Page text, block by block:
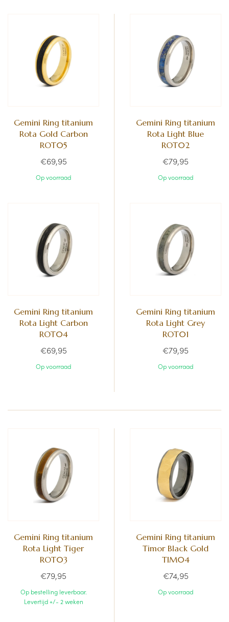
Gemini Ring titanium
Rota Gold Carbon
ROT05
€69,95
Op voorraad
Gemini Ring titanium
Rota Light Blue
ROT02
€79,95
Op voorraad
Gemini Ring titanium
Rota Light Carbon
ROT04
€69,95
Op voorraad
Gemini Ring titanium
Rota Light Grey
ROT01
€79,95
Op voorraad
Gemini Ring titanium
Rota Light Tiger
ROT03
€79,95
Op bestelling leverbaar.
Levertijd +/- 2 weken
Gemini Ring titanium
Timor Black Gold
TIM04
€74,95
Op voorraad